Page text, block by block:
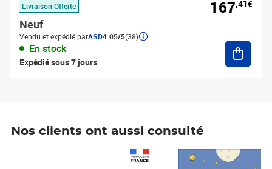
Livraison Offerte
Neuf
Vendu et expédié parASD4.05/5(38)
En stock
Expédié sous 7 jours
167,41€
Nos clients ont aussi consulté
Prix 7,50€